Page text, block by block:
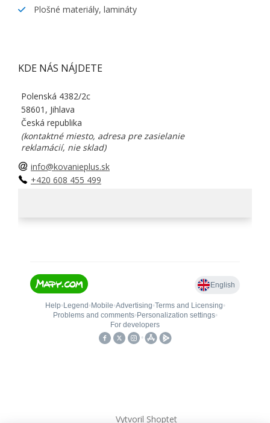
Plošné materiály, lamináty
KDE NÁS NÁJDETE
Polenská 4382/2c
58601, Jihlava
Česká republika
(kontaktné miesto, adresa pre zasielanie
reklamácií, nie sklad)
info@kovanieplus.sk
+420 608 455 499
Vytvoril Shoptet